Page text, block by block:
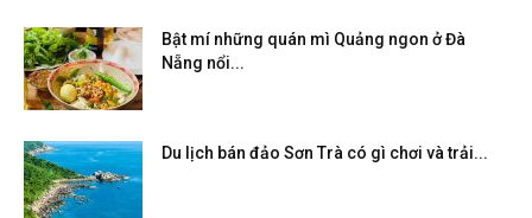
Bật mí những quán mì Quảng ngon ở Đà
Nẵng nổi...
Du lịch bán đảo Sơn Trà có gì chơi và trải...